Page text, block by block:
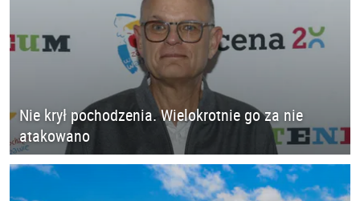
Nie krył pochodzenia. Wielokrotnie go za nie
atakowano